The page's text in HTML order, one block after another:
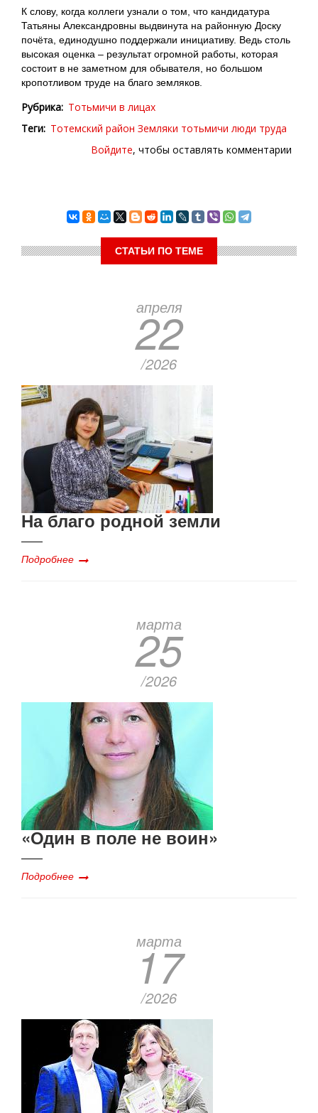
К слову, когда коллеги узнали о том, что кандидатура
Татьяны Александровны выдвинута на районную Доску
почёта, единодушно поддержали инициативу. Ведь столь
высокая оценка – результат огромной работы, которая
состоит в не заметном для обывателя, но большом
кропотливом труде на благо земляков.
Рубрика Тотьмичи в лицах
Теги Тотемский район Земляки тотьмичи люди труда
Войдите, чтобы оставлять комментарии
СТАТЬИ ПО ТЕМЕ
апреля
22
/2026
На благо родной земли
Подробнее
марта
25
/2026
«Один в поле не воин»
Подробнее
марта
17
/2026